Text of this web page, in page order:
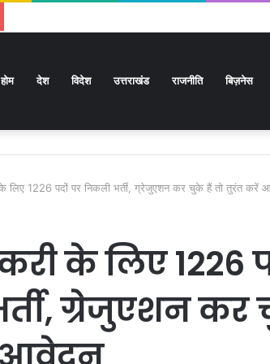
होम देश विदेश उत्तराखंड राजनीति बिज़नेस
लिए 1226 पदों पर निकली भर्ती, ग्रेजुएशन कर चुके हैं तो तुरंत करें
के लिए 1226
ग्रेजुएशन कर